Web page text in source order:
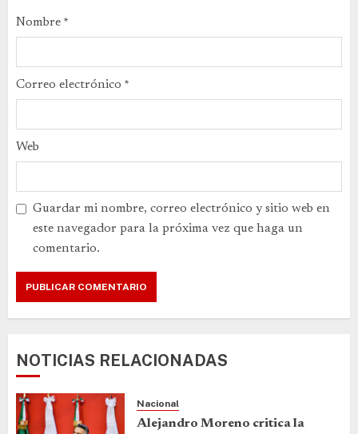
Nombre *
Correo electrónico *
Web
Guardar mi nombre, correo electrónico y sitio web en
este navegador para la próxima vez que haga un
comentario.
NOTICIAS RELACIONADAS
Nacional
Alejandro Moreno critica la